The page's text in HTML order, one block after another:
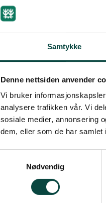
Samtykke
Denne nettsiden anvender
Vi bruker
analysere trafikken vår. Vi
sosiale medier, annonsering
dem, eller som de har samlet
Nødvendig
Asker Jan
27.02.2015 16:11| Sist
Østmarka lokker!
eventyrskoger –
T-banen til
skogkanten,
gange finner vi